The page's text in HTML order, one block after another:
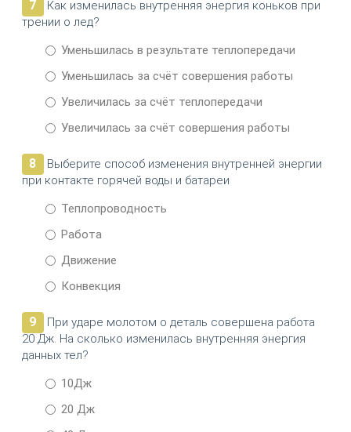
7
Как изменилась внутренняя энергия коньков при
трении о лед?
Уменьшилась в результате теплопередачи
Уменьшилась за счёт совершения работы
Увеличилась за счёт теплопередачи
Увеличилась за счёт совершения работы
8
Выберите способ изменения внутренней энергии
при контакте горячей воды и батареи
Теплопроводность
Работа
Движение
Конвекция
9
При ударе молотом о деталь совершена работа
20 Дж. На сколько изменилась внутренняя энергия
данных тел?
10Дж
20 Дж